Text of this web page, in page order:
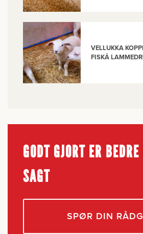
VELLUKKA
FISKÅ
GODT GJORT ER
SAGT
SPØR DIN